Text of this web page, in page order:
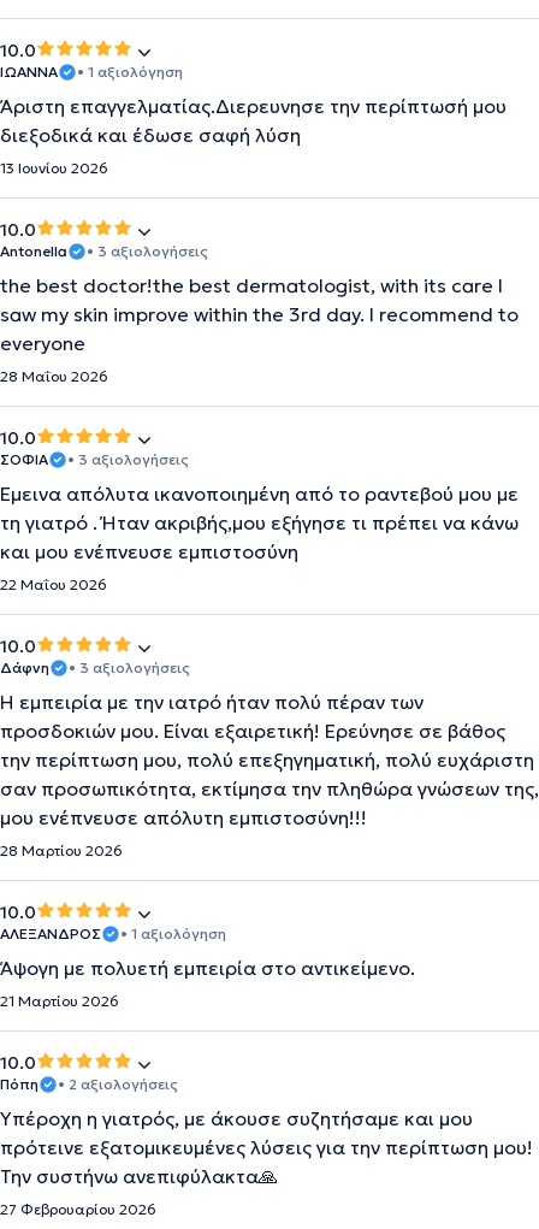
10.0
ΙΩΑΝΝΑ • 1 αξιολόγηση
Άριστη επαγγελματίας.Διερευνησε την περίπτωσή μου
διεξοδικά και έδωσε σαφή λύση
13 Ιουνίου 2026
10.0
Antonella • 3 αξιολογήσεις
the best doctor!the best dermatologist, with its care I
saw my skin improve within the 3rd day. I recommend to
everyone
28 Μαΐου 2026
10.0
ΣΟΦΙΑ • 3 αξιολογήσεις
Έμεινα απόλυτα ικανοποιημένη από το ραντεβού μου με
τη γιατρό . Ήταν ακριβής,μου εξήγησε τι πρέπει να κάνω
και μου ενέπνευσε εμπιστοσύνη
22 Μαΐου 2026
10.0
Δάφνη • 3 αξιολογήσεις
Η εμπειρία με την ιατρό ήταν πολύ πέραν των
προσδοκιών μου. Είναι εξαιρετική! Ερεύνησε σε βάθος
την περίπτωση μου, πολύ επεξηγηματική, πολύ ευχάριστη
σαν προσωπικότητα, εκτίμησα την πληθώρα γνώσεων της,
μου ενέπνευσε απόλυτη εμπιστοσύνη!!!
28 Μαρτίου 2026
10.0
ΑΛΕΞΑΝΔΡΟΣ • 1 αξιολόγηση
Άψογη με πολυετή εμπειρία στο αντικείμενο.
21 Μαρτίου 2026
10.0
Πόπη • 2 αξιολογήσεις
Υπέροχη η γιατρός, με άκουσε συζητήσαμε και μου
πρότεινε εξατομικευμένες λύσεις για την περίπτωση μου!
Την συστήνω ανεπιφύλακτα🙏
27 Φεβρουαρίου 2026